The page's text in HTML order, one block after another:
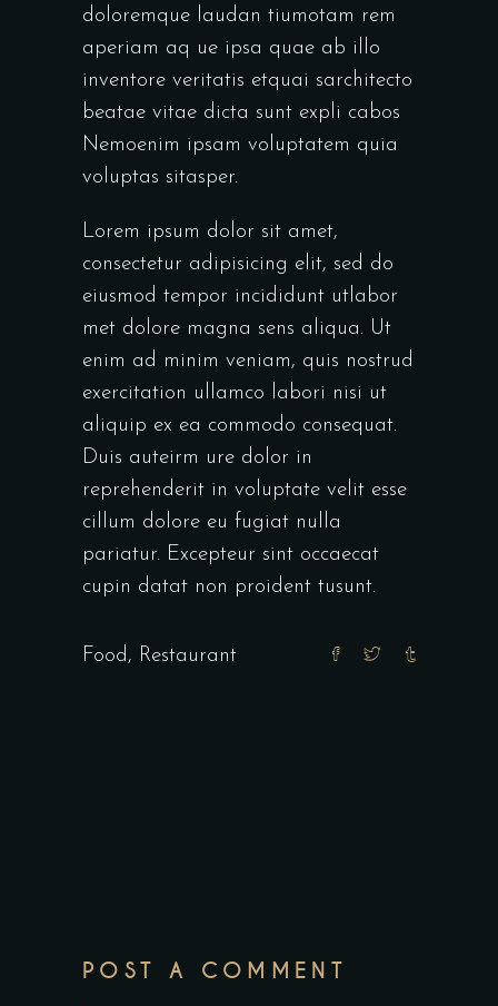
doloremque laudan tiumotam rem
aperiam aq ue ipsa quae ab illo
inventore veritatis etquai sarchitecto
beatae vitae dicta sunt expli cabos
Nemoenim ipsam voluptatem quia
voluptas sitasper.
Lorem ipsum dolor sit amet,
consectetur adipisicing elit, sed do
eiusmod tempor incididunt utlabor
met dolore magna sens aliqua. Ut
enim ad minim veniam, quis nostrud
exercitation ullamco labori nisi ut
aliquip ex ea commodo consequat.
Duis auteirm ure dolor in
reprehenderit in voluptate velit esse
cillum dolore eu fugiat nulla
pariatur. Excepteur sint occaecat
cupin datat non proident tusunt.
Food, Restaurant
POST A COMMENT